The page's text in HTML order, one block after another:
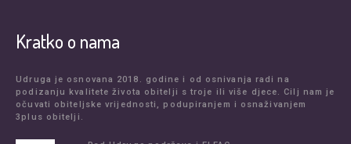
Kratko o nama
Udruga je osnovana 2018. godine i od osnivanja radi na
podizanju kvalitete života obitelji s troje ili više djece. Cilj nam je
očuvati obiteljske vrijednosti, podupiranjem i osnaživanjem
3plus obitelji.